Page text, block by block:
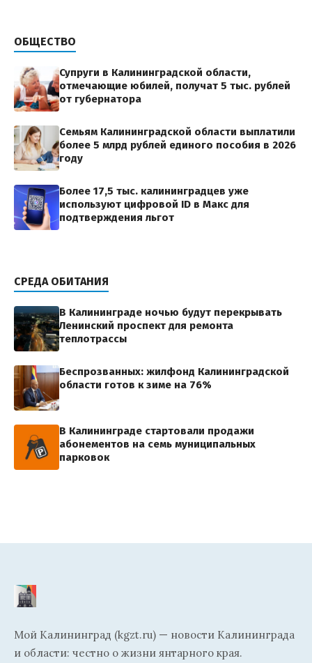
ОБЩЕСТВО
Супруги в Калининградской области,
отмечающие юбилей, получат 5 тыс. рублей
от губернатора
Семьям Калининградской области выплатили
более 5 млрд рублей единого пособия в 2026
году
Более 17,5 тыс. калининградцев уже
используют цифровой ID в Макс для
подтверждения льгот
СРЕДА ОБИТАНИЯ
В Калининграде ночью будут перекрывать
Ленинский проспект для ремонта
теплотрассы
Беспрозванных: жилфонд Калининградской
области готов к зиме на 76%
В Калининграде стартовали продажи
абонементов на семь муниципальных
парковок
Мой Калининград (kgzt.ru) — новости Калининграда
и области: честно о жизни янтарного края.